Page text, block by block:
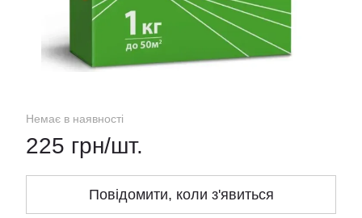
Немає в наявності
225 грн/шт.
Повідомити, коли з'явиться